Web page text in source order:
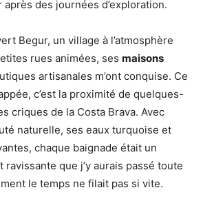
des journées d’exploration.
Begur, un village à l’atmosphère
rues animées, ses maisons
artisanales m’ont conquise. Ce
c’est la proximité de quelques-
criques de la Costa Brava. Avec
naturelle, ses eaux turquoise et
chaque baignade était un
ravissante que j’y aurais passé toute
le temps ne filait pas si vite.